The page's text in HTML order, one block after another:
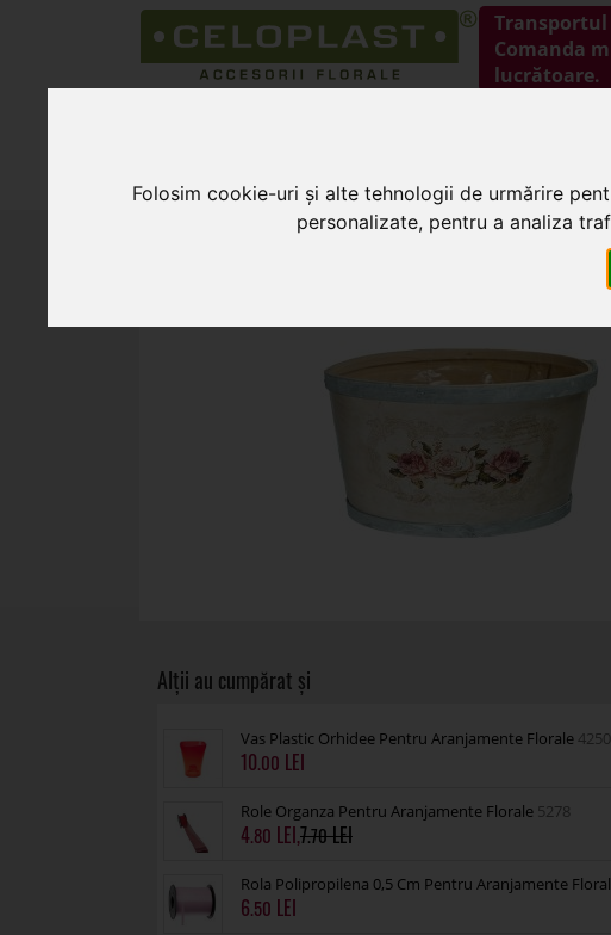
Folosim cookie-uri și alte tehnologii de urmărire
personalizate, pentru a analiza
Transportul
Comanda
lucrătoare.
Cosuri pentru flori » Cos rotund model
Vas Plastic Orhidee Pentru Aranjamente Florale
10.00
Role Organza Pentru Aranjamente Florale 5278
4.80 ,7.70
Rola Polipropilena 0,5 Cm Pentru Aranjamente
6.50